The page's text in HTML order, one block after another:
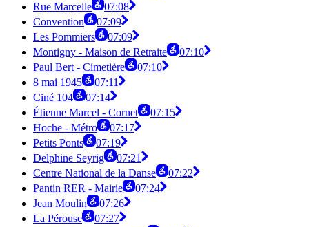
Rue Marcelle
07:08
Convention
07:09
Les Pommiers
07:09
Montigny - Maison de Retraite
07:10
Paul Bert - Cimetière
07:10
8 mai 1945
07:11
Ciné 104
07:14
Étienne Marcel - Cornet
07:15
Hoche - Métro
07:17
Petits Ponts
07:19
Delphine Seyrig
07:21
Centre National de la Danse
07:22
Pantin RER - Mairie
07:24
Jean Moulin
07:26
La Pérouse
07:27